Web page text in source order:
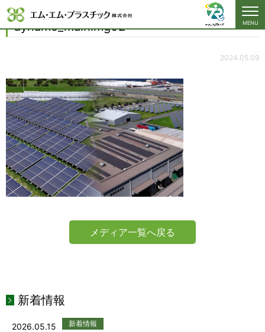
MENU
dynamo_mainimg02
2024.05.09
メディア一覧へ戻る
新着情報
2026.05.15 新着情報